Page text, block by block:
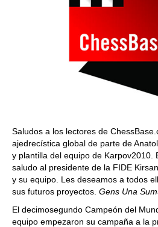
Saludos a los lectores de
ajedrecística global de parte de
y plantilla del equipo de Karpov2010.
saludo al presidente de la FIDE
y su equipo. Les deseamos a todos
sus futuros proyectos. Gens Una
El decimosegundo Campeón del
equipo empezaron su campaña a la